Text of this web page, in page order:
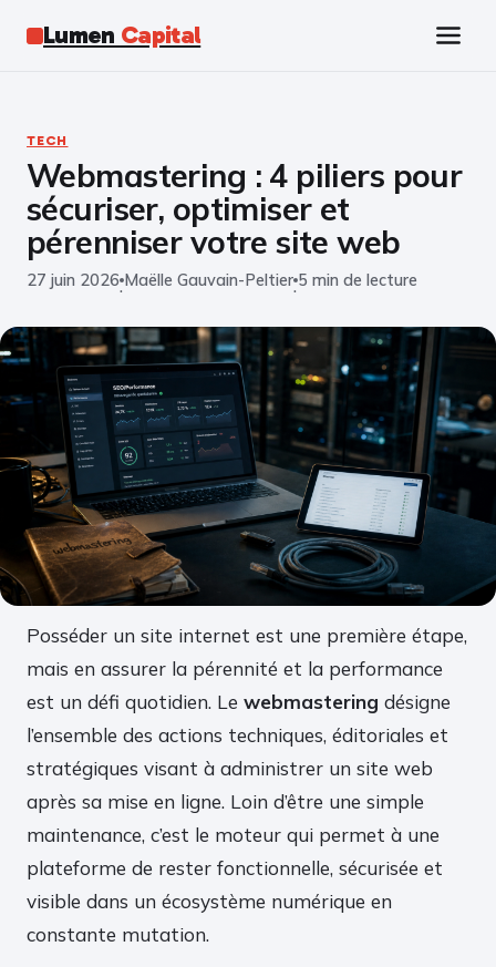
Lumen Capital
Business
Finance
Marketing
Éducation
Emploi
TECH
Webmastering : 4 piliers pour
sécuriser, optimiser et
pérenniser votre site web
27 juin 2026
·
Maëlle Gauvain-Peltier
·
5 min de lecture
Posséder un site internet est une première étape,
mais en assurer la pérennité et la performance
est un défi quotidien. Le webmastering désigne
l’ensemble des actions techniques, éditoriales et
stratégiques visant à administrer un site web
après sa mise en ligne. Loin d’être une simple
maintenance, c’est le moteur qui permet à une
plateforme de rester fonctionnelle, sécurisée et
visible dans un écosystème numérique en
constante mutation.